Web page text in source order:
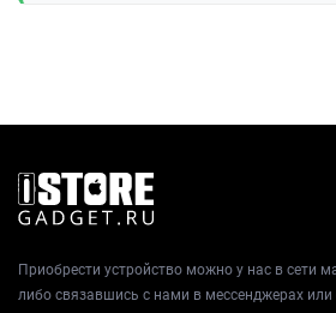
Приобрести устройство можно у нас в сети
либо связавшись с нами в мессенджерах или